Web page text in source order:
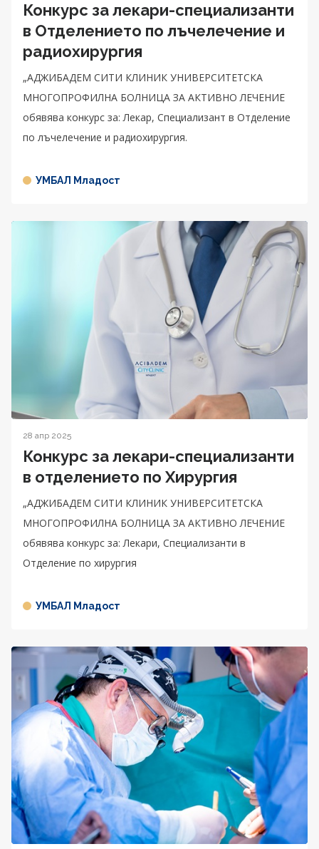
Конкурс за лекари-специализанти
в Отделението по лъчелечение и
радиохирургия
„АДЖИБАДЕМ СИТИ КЛИНИК УНИВЕРСИТЕТСКА
МНОГОПРОФИЛНА БОЛНИЦА ЗА АКТИВНО ЛЕЧЕНИЕ
обявява конкурс за: Лекар, Специализант в Отделение
по лъчелечение и радиохирургия.
УМБАЛ Младост
28 апр 2025
Конкурс за лекари-специализанти
в отделението по Хирургия
„АДЖИБАДЕМ СИТИ КЛИНИК УНИВЕРСИТЕТСКА
МНОГОПРОФИЛНА БОЛНИЦА ЗА АКТИВНО ЛЕЧЕНИЕ
обявява конкурс за: Лекари, Специализанти в
Отделение по хирургия
УМБАЛ Младост